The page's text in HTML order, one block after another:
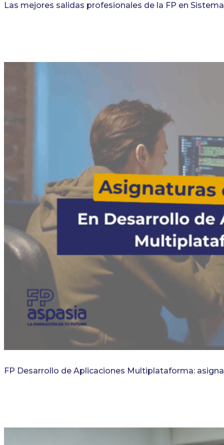
Las mejores salidas profesionales de la FP en
FP Desarrollo de Aplicaciones Multiplataforma: